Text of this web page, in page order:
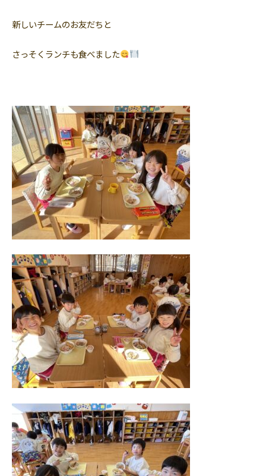
新しいチームのお友だちと
さっそくランチも食べました